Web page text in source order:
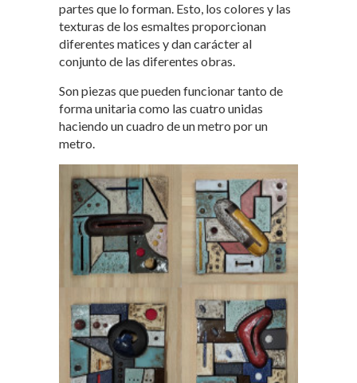
partes que lo forman. Esto, los colores y las
texturas de los esmaltes proporcionan
diferentes matices y dan carácter al
conjunto de las diferentes obras.
Son piezas que pueden funcionar tanto de
forma unitaria como las cuatro unidas
haciendo un cuadro de un metro por un
metro.